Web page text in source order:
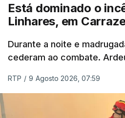
Está dominado o
Linhares, em
Durante a noite e
cederam ao combate.
RTP / 9 Agosto 2026, 07:59